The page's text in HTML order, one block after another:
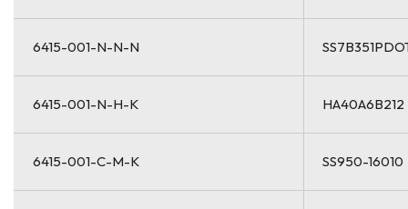
6415-001-N-N-N
6415-001-N-H-K HA40A6B212
6415-001-C-M-K SS950-16010